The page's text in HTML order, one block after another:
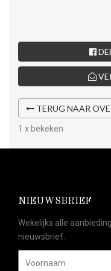
TERUG NAAR
1 x bekeken
NIEUWSBRIEF
Wekelijks alle
nieuwsbrief.